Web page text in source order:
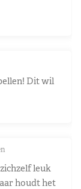
Dit wil
leuk
houdt het